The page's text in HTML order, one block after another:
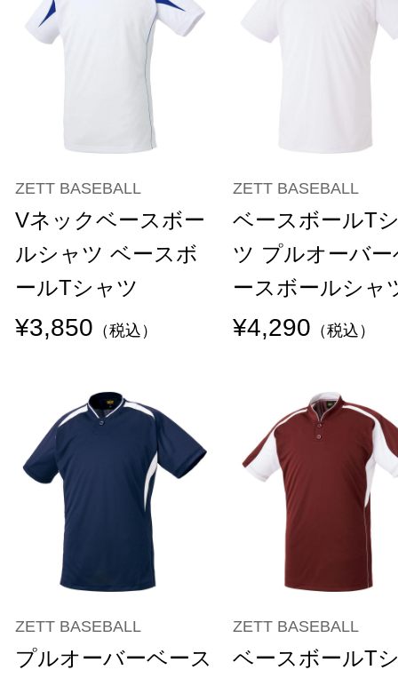
ZETT BASEBALL
Vネックベースボー
ルシャツ ベースボ
ールTシャツ
¥3,850 （税込）
ZETT BASEBALL
ベースボールT
ツ プルオーバー
ースボールシャ
¥4,290 （税込）
ZETT BASEBALL
プルオーバーベース
ZETT BASEBALL
ベースボールT